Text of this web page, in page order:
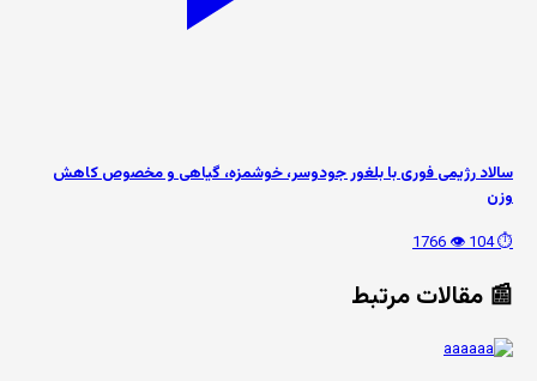
سالاد رژیمی فوری با بلغور جودوسر، خوشمزه، گیاهی و مخصوص کاهش
وزن
⏱️ 104
👁️ 1766
📰 مقالات مرتبط